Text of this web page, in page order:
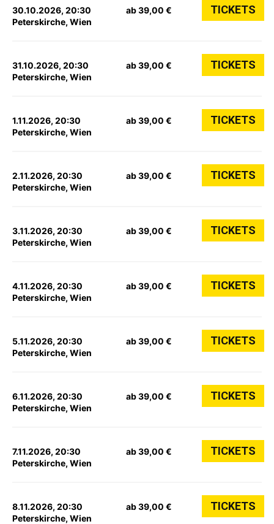
30.10.2026, 20:30
Peterskirche, Wien
ab 39,00 € TICKETS
31.10.2026, 20:30
Peterskirche, Wien
ab 39,00 € TICKETS
1.11.2026, 20:30
Peterskirche, Wien
ab 39,00 € TICKETS
2.11.2026, 20:30
Peterskirche, Wien
ab 39,00 € TICKETS
3.11.2026, 20:30
Peterskirche, Wien
ab 39,00 € TICKETS
4.11.2026, 20:30
Peterskirche, Wien
ab 39,00 € TICKETS
5.11.2026, 20:30
Peterskirche, Wien
ab 39,00 € TICKETS
6.11.2026, 20:30
Peterskirche, Wien
ab 39,00 € TICKETS
7.11.2026, 20:30
Peterskirche, Wien
ab 39,00 € TICKETS
8.11.2026, 20:30
Peterskirche, Wien
ab 39,00 € TICKETS